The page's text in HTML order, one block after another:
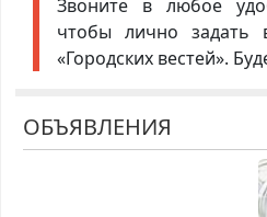
Звоните в любое
чтобы лично задать
«Городских вестей».
ОБЪЯВЛЕНИЯ